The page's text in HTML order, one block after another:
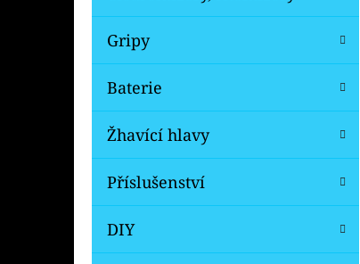
Gripy
Baterie
Žhavící hlavy
Příslušenství
DIY